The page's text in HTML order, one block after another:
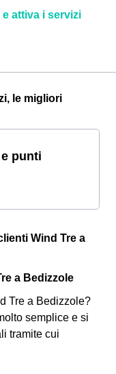
e attiva i servizi
le migliori
punti
Wind Tre a
a Bedizzole
Tre a Bedizzole?
semplice e si
tramite cui